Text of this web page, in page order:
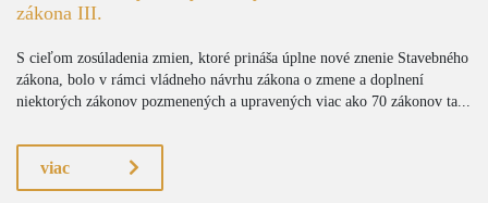
zákona III.
S cieľom zosúladenia zmien, ktoré prináša úplne nové znenie Stavebného
zákona, bolo v rámci vládneho návrhu zákona o zmene a doplnení
niektorých zákonov pozmenených a upravených viac ako 70 zákonov ta...
viac